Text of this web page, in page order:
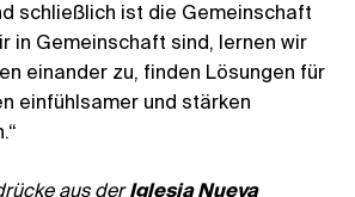
schließlich ist die Gemeinschaft
in Gemeinschaft sind, lernen wir
einander zu, finden Lösungen für
einfühlsamer und stärken
aus derIglesia Nueva